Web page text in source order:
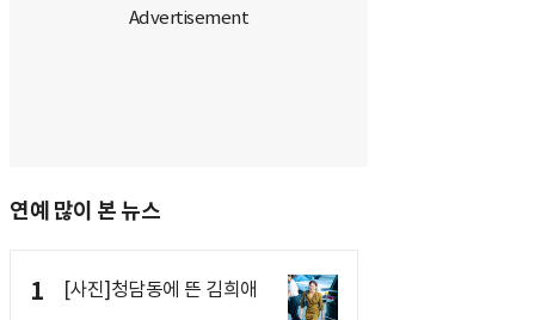
연예 많이 본 뉴스
1 [사진]청담동에 뜬 김희애